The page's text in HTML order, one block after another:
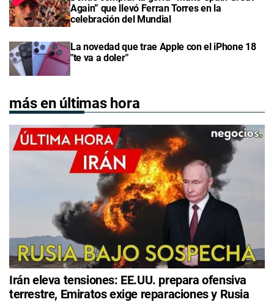
Again” que llevó Ferran Torres en la
celebración del Mundial
La novedad que trae Apple con el iPhone 18
"te va a doler"
más en últimas hora
Irán eleva tensiones: EE.UU. prepara ofensiva
terrestre, Emiratos exige reparaciones y Rusia